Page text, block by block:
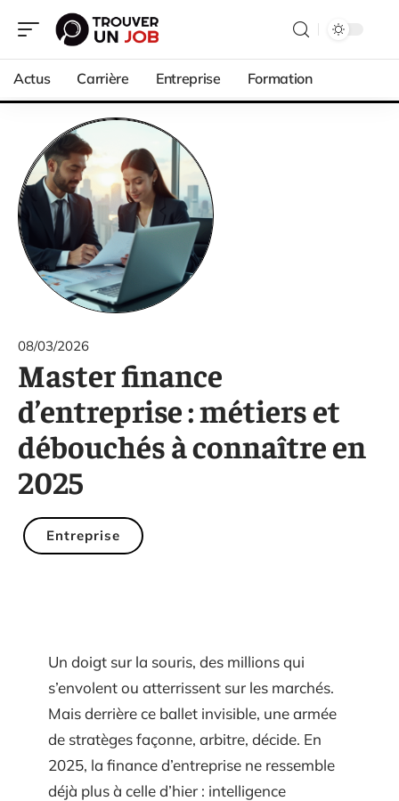
Actus Carrière Entreprise Formation
08/03/2026
Master finance
d’entreprise : métiers et
débouchés à connaître en
2025
Entreprise
Un doigt sur la souris, des millions qui
s’envolent ou atterrissent sur les marchés.
Mais derrière ce ballet invisible, une armée
de stratèges façonne, arbitre, décide. En
2025, la finance d’entreprise ne ressemble
déjà plus à celle d’hier : intelligence